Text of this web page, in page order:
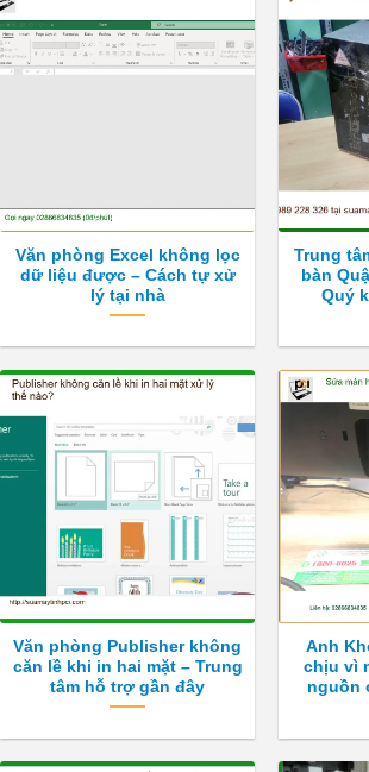
Văn phòng Excel không lọc
dữ liệu được – Cách tự xử
lý tại nhà
Trung
bàn
Quý
Văn phòng Publisher không
căn lề khi in hai mặt – Trung
tâm hỗ trợ gần đây
Anh
chịu vì
nguồn